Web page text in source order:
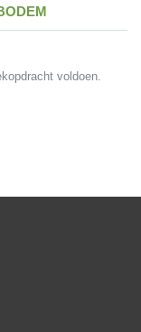
voldoen.